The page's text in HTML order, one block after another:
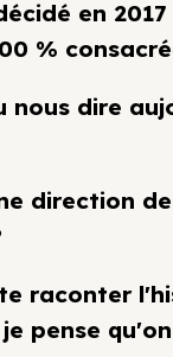
en
%
nous dire
direction
raconter
pense